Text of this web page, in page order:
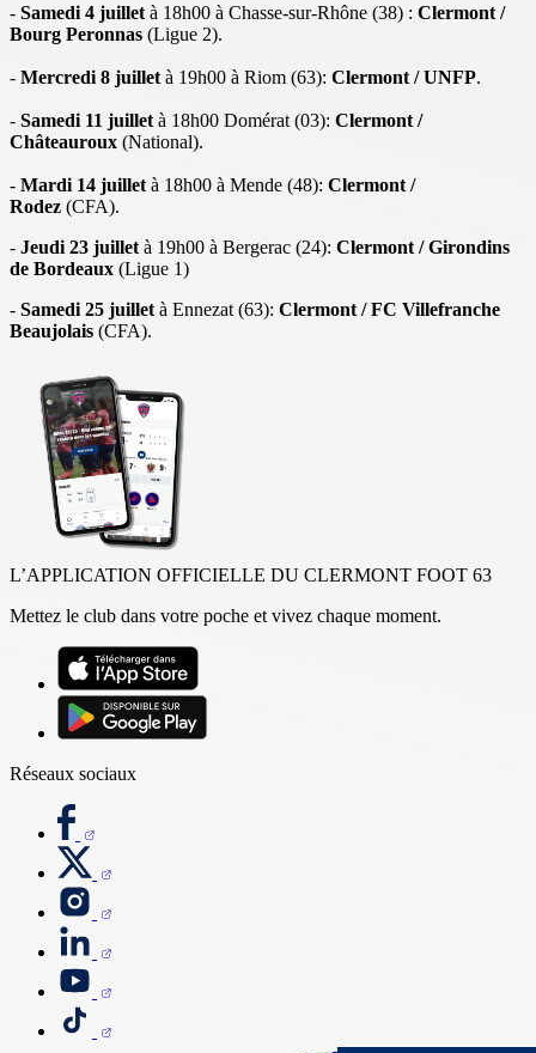
- Samedi 4 juillet à 18h00 à Chasse-sur-Rhône (38) : Clermont /
Bourg Peronnas (Ligue 2).
- Mercredi 8 juillet à 19h00 à Riom (63): Clermont / UNFP.
- Samedi 11 juillet à 18h00 Domérat (03): Clermont /
Châteauroux (National).
- Mardi 14 juillet à 18h00 à Mende (48): Clermont /
Rodez (CFA).
- Jeudi 23 juillet à 19h00 à Bergerac (24): Clermont / Girondins
de Bordeaux (Ligue 1)
- Samedi 25 juillet à Ennezat (63): Clermont / FC Villefranche
Beaujolais (CFA).
L’APPLICATION OFFICIELLE DU CLERMONT FOOT 63
Mettez le club dans votre poche et vivez chaque moment.
Réseaux sociaux